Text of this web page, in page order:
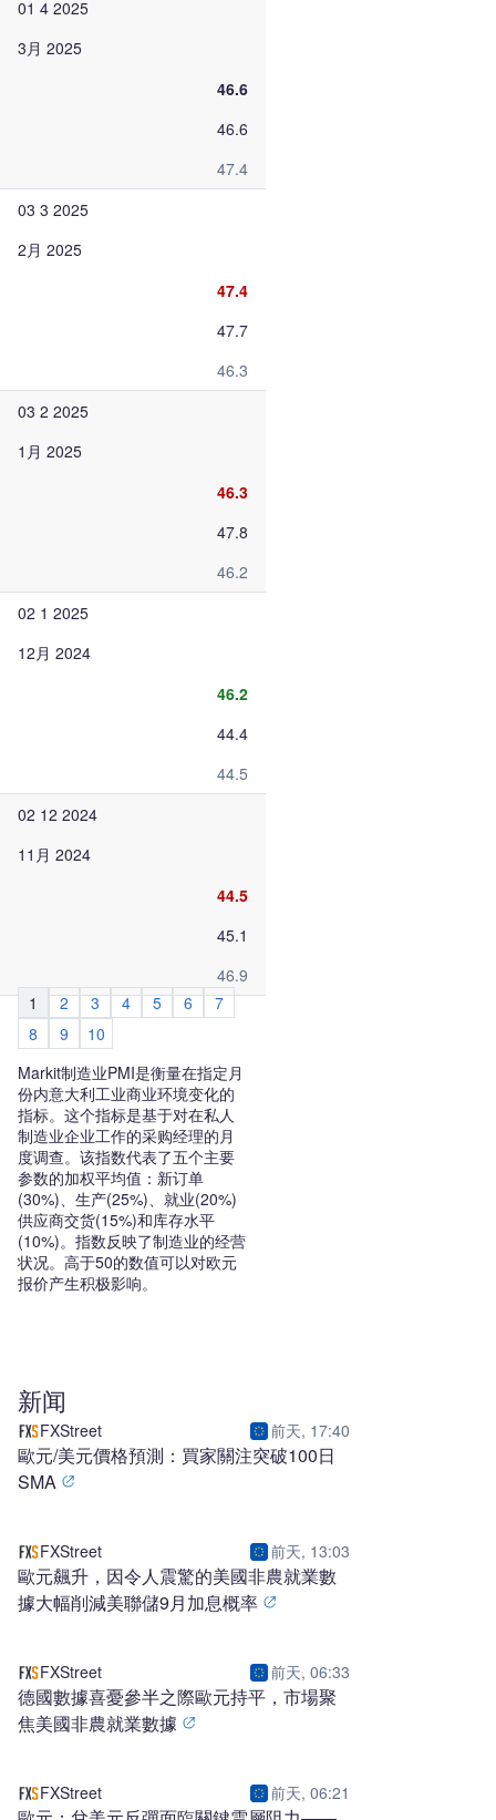
01 4 2025
3月 2025
46.6
46.6
47.4
03 3 2025
2月 2025
47.4
47.7
46.3
03 2 2025
1月 2025
46.3
47.8
46.2
02 1 2025
12月 2024
46.2
44.4
44.5
02 12 2024
11月 2024
44.5
45.1
46.9
1
2 3 4 5 6
7
8
9
10
Markit制造业PMI是衡量在指定月
份内意大利工业商业环境变化的
指标。这个指标是基于对在私人
制造业企业工作的采购经理的月
度调查。该指数代表了五个主要
参数的加权平均值：新订单
(30%)、生产(25%)、就业(20%)
供应商交货(15%)和库存水平
(10%)。指数反映了制造业的经营
状况。高于50的数值可以对欧元
报价产生积极影响。
新闻
FXStreet 前天, 17:40
歐元/美元價格預測：買家關注突破100日
SMA
FXStreet 前天, 13:03
歐元飆升，因令人震驚的美國非農就業數
據大幅削減美聯儲9月加息概率
FXStreet 前天, 06:33
德國數據喜憂參半之際歐元持平，市場聚
焦美國非農就業數據
FXStreet 前天, 06:21